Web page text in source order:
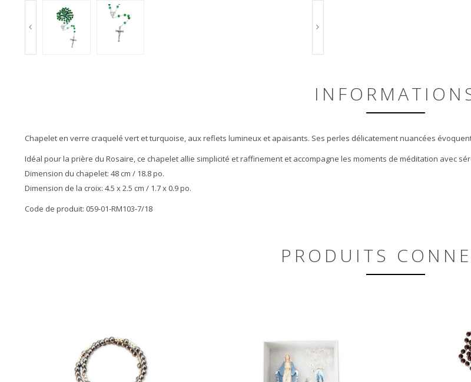
Chapelet en verre craquelé vert et turquoise, aux reflets lumineux et apaisants. Ses perles délicatement nuancées
Idéal pour la prière du Rosaire, ce chapelet allie simplicité et raffinement et accompagne les moments de méditation avec
Dimension du chapelet: 48 cm / 18.8 po.
Dimension de la croix: 4.5 x 2.5 cm / 1.7 x 0.9 po.
Code de produit: 059-01-RM103-7/18
PRODUITS